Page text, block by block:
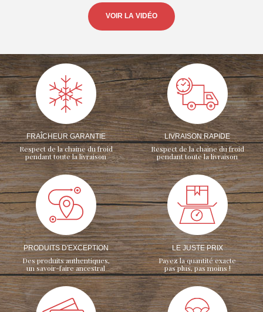
VOIR LA VIDÉO
FRAÎCHEUR GARANTIE
Respect de la chaine du froid
pendant toute la livraison
LIVRAISON RAPIDE
Respect de la chaine du froid
pendant toute la livraison
PRODUITS D'EXCEPTION
Des produits authentiques,
un savoir-faire ancestral
LE JUSTE PRIX
Payez la quantité exacte
pas plus, pas moins !